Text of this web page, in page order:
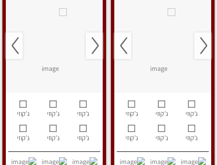
ג’קוזי ג’קוזי ג’קוזי
ג’קוזי ג’קוזי ג’קוזי
ג’קוזי ג’קוזי ג’קוזי
ג’קוזי ג’קוזי ג’קוזי